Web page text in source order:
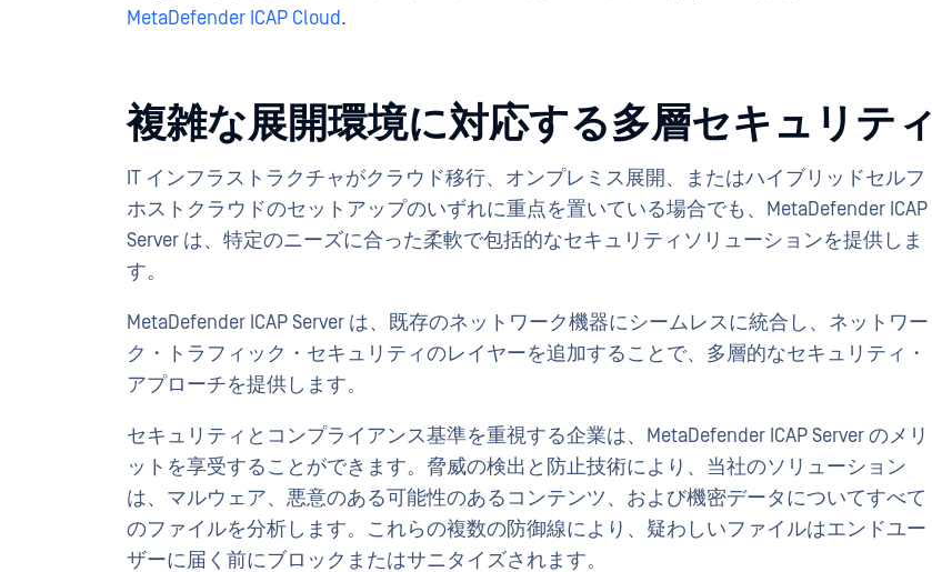
MetaDefender ICAP Cloud.
複雑な展開環境に対応する多層セキュリティ
IT インフラストラクチャがクラウド移行、オンプレミス展開、またはハイブリッドセルフ
ホストクラウドのセットアップのいずれに重点を置いている場合でも、MetaDefender ICAP
Server は、特定のニーズに合った柔軟で包括的なセキュリティソリューションを提供しま
す。
MetaDefender ICAP Server は、既存のネットワーク機器にシームレスに統合し、ネットワー
ク・トラフィック・セキュリティのレイヤーを追加することで、多層的なセキュリティ・
アプローチを提供します。
セキュリティとコンプライアンス基準を重視する企業は、MetaDefender ICAP Server のメリ
ットを享受することができます。脅威の検出と防止技術により、当社のソリューション
は、マルウェア、悪意のある可能性のあるコンテンツ、および機密データについてすべて
のファイルを分析します。これらの複数の防御線により、疑わしいファイルはエンドユー
ザーに届く前にブロックまたはサニタイズされます。